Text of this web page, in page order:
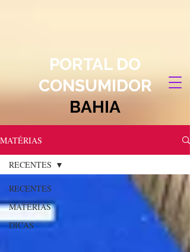
PORTAL DO
CONSUMIDOR
BAHIA
MATÉRIAS
RECENTES
MATÉRIAS
DICAS
RECENTES